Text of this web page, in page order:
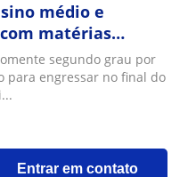
médio e
matérias
segundo grau por
para engressar no final do
Entrar em contato